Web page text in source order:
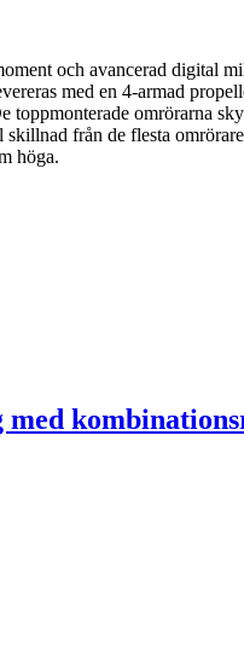
och avancerad digital
med en 4-armad
toppmonterade omrörarna
från de flesta
höga.